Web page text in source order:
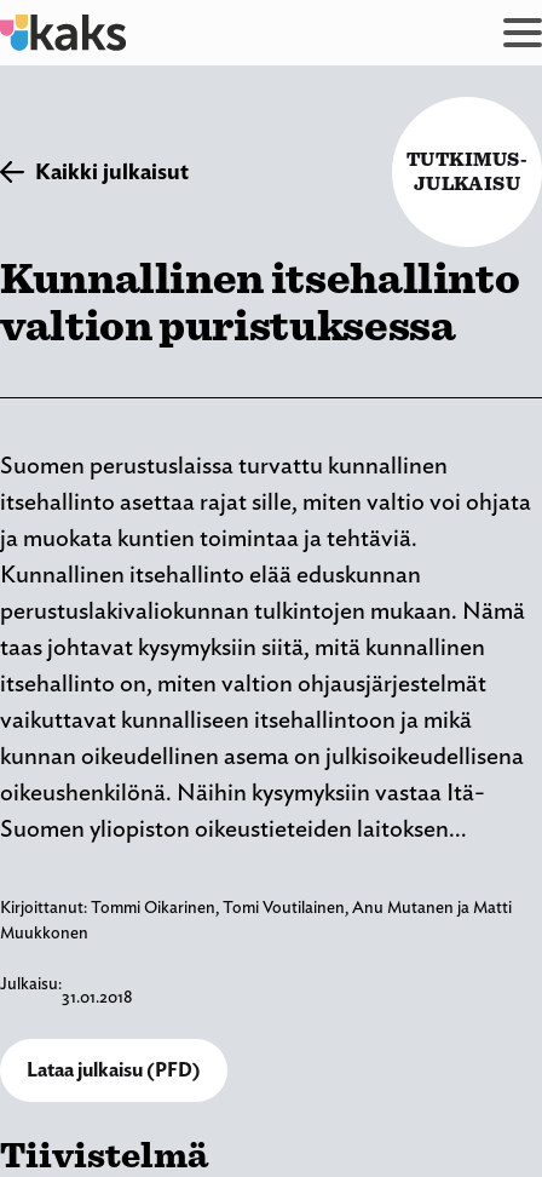
Siirry
sisältöön
Kaikki julkaisut
Kunnallinen itsehallinto
valtion puristuksessa
TUTKIMUS-
JULKAISU
Suomen perustuslaissa turvattu kunnallinen
itsehallinto asettaa rajat sille, miten valtio voi ohjata
ja muokata kuntien toimintaa ja tehtäviä.
Kunnallinen itsehallinto elää eduskunnan
perustuslakivaliokunnan tulkintojen mukaan. Nämä
taas johtavat kysymyksiin siitä, mitä kunnallinen
itsehallinto on, miten valtion ohjausjärjestelmät
vaikuttavat kunnalliseen itsehallintoon ja mikä
kunnan oikeudellinen asema on julkisoikeudellisena
oikeushenkilönä. Näihin kysymyksiin vastaa Itä-
Suomen yliopiston oikeustieteiden laitoksen…
Kirjoittanut:Tommi Oikarinen, Tomi Voutilainen, Anu Mutanen ja Matti
Muukkonen
Julkaisu:
31.01.2018
Lataa julkaisu (PFD)
Tiivistelmä